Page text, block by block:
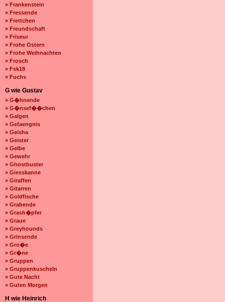
» Frankenstein
» Fressende
» Frettchen
» Freundschaft
» Friseur
» Frohe Ostern
» Frohe Weihnachten
» Frosch
» Fsk18
» Fuchs
G wie Gustav
» G�hnende
» G�nsef��chen
» Galgen
» Gefaengnis
» Geisha
» Geister
» Gelbe
» Gewehr
» Ghostbuster
» Giesskanne
» Giraffen
» Gitarren
» Goldfische
» Grabende
» Grash�pfer
» Graue
» Greyhounds
» Grinsende
» Gro�e
» Gr�ne
» Gruppen
» Gruppenkuscheln
» Gute Nacht
» Guten Morgen
H wie Heinrich